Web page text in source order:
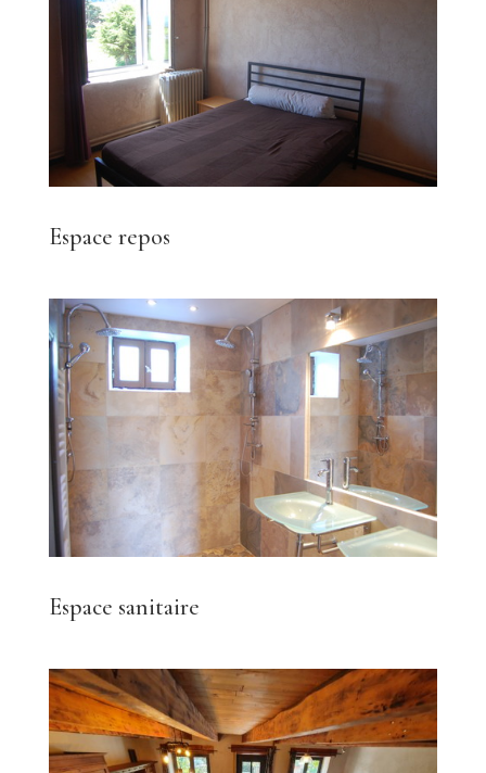
Espace repos
Espace sanitaire